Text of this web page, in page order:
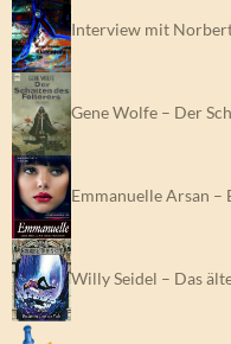
Interview mit
Gene Wolfe – Der
Emmanuelle Arsan –
Willy Seidel – Das